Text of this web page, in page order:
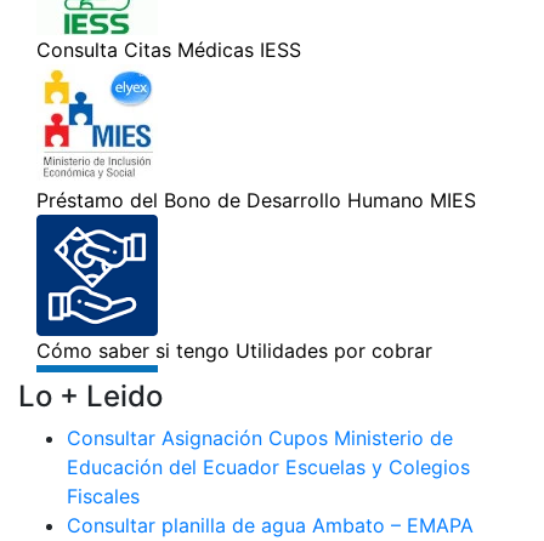
Lo + Leido
Consultar Asignación Cupos Ministerio de
Educación del Ecuador Escuelas y Colegios
Fiscales
Consultar planilla de agua Ambato – EMAPA